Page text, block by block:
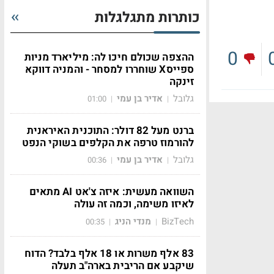
0
כותרות מתגלגלות
ההצפה שכולם חיכו לה: מיליארד מניות
ספייסX שוחררו למסחר - והמניה דווקא
זינקה
גלובל | אדיר בן עמי |
01:00
ברנט מעל 82 דולר: התוכנית האיראנית
להורמוז טרפה את הקלפים בשוקי הנפט
גלובל | אדיר בן עמי |
00:36
השוואה מעשית: איזה צ'אט AI מתאים
לאיזו משימה, וכמה זה עולה
BizTech
| מנדי הניג |
00:35
83 אלף משרות או 18 אלף בלבד? הדוח
שיקבע אם הריבית בארה"ב תעלה